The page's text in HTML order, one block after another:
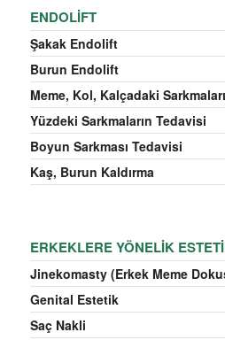
ENDOLIFT
Şakak Endolift
Burun Endolift
Meme, Kol, Kalçadaki
Yüzdeki Sarkmaların Tedavisi
Boyun Sarkması Tedavisi
Kaş, Burun Kaldırma
ERKEKLERE YÖNELIK
Jinekomasty (Erkek Meme
Genital Estetik
Saç Nakli